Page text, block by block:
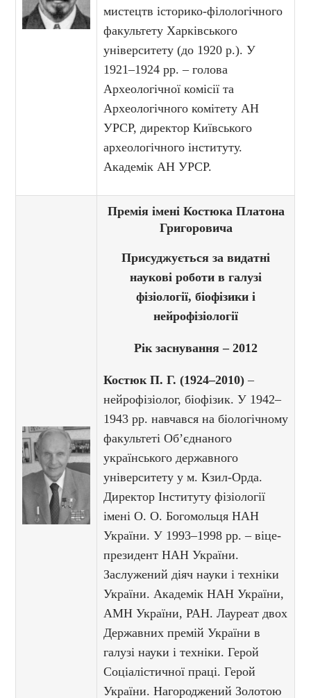
мистецтв історико-філологічного
факультету Харківського
університету (до 1920 р.). У
1921–1924 рр. – голова
Археологічної комісії та
Археологічного комітету АН
УРСР, директор Київського
археологічного інституту.
Академік АН УРСР.
Премія імені Костюка Платона
Григоровича
Присуджується за видатні
наукові роботи в галузі
фізіології, біофізики і
нейрофізіології
Рік заснування – 2012
Костюк П. Г. (1924–2010) –
нейрофізіолог, біофізик. У 1942–
1943 рр. навчався на біологічному
факультеті Об’єднаного
українського державного
університету у м. Кзил-Орда.
Директор Інституту фізіології
імені О. О. Богомольця НАН
України. У 1993–1998 рр. – віце-
президент НАН України.
Заслужений діяч науки і техніки
України. Академік НАН України,
АМН України, РАН. Лауреат двох
Державних премій України в
галузі науки і техніки. Герой
Соціалістичної праці. Герой
України. Нагороджений Золотою